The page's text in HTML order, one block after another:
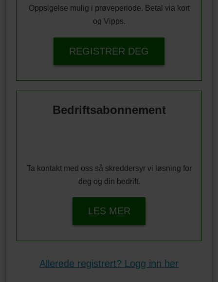
Oppsigelse mulig i prøveperiode. Betal via kort
og Vipps.
REGISTRER DEG
Bedriftsabonnement
Ta kontakt med oss så skreddersyr vi løsning for
deg og din bedrift.
LES MER
Allerede registrert? Logg inn her